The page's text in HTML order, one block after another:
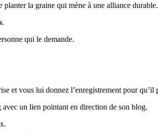
planter la graine qui mène à une alliance durable.
.
qui le demande.
et vous lui donnez l’enregistrement pour qu’il
un lien pointant en direction de son blog.